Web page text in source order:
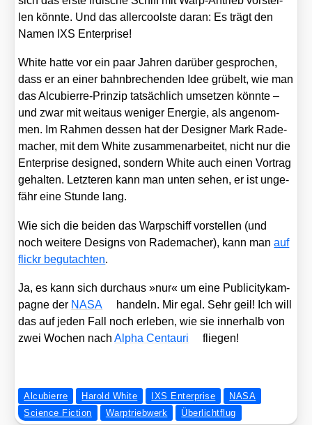
len könn­te. Und das aller­cools­te dar­an: Es trägt den
Namen IXS Enter­pri­se!
White hat­te vor ein paar Jah­ren dar­über gespro­chen,
dass er an einer bahn­bre­chen­den Idee grü­belt, wie man
das Alcu­bierre-Prin­zip tat­säch­lich umset­zen könn­te –
und zwar mit weit­aus weni­ger Ener­gie, als ange­nom­
men. Im Rah­men des­sen hat der Desi­gner Mark Rade­
ma­cher, mit dem White zusam­men­ar­bei­tet, nicht nur die
Enter­pri­se desi­gned, son­dern White auch einen Vor­trag
gehal­ten. Letz­te­ren kann man unten sehen, er ist unge­
fähr eine Stun­de lang.
Wie sich die bei­den das Warp­schiff vor­stel­len (und
noch wei­te­re Designs von Rade­ma­cher), kann manauf
flickr begut­ach­ten.
Ja, es kann sich durch­aus »nur« um eine Publi­ci­ty­kam­
pa­gne der NASA
han­deln. Mir egal. Sehr geil! Ich will
das auf jeden Fall noch erle­ben, wie sie inner­halb von
zwei Wochen nachAlpha Cen­tau­ri flie­gen!
Alcubierre Harold White IXS Enterprise
NASA
Science Fiction
Warptriebwerk Überlichtflug